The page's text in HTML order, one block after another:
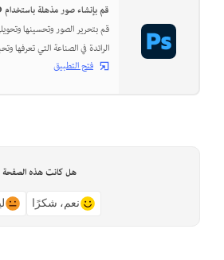
قم بإنشاء صور مذهلة باستخدام Photoshop
قم بتحرير الصور وتحسينها
الرائدة في الصناعة التي تعرفها
فتح التطبيق
هل كانت هذه الصفحة
نعم، شكرًا